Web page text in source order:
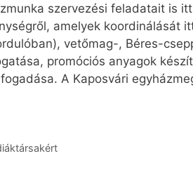
szervezési feladatait is
amelyek koordinálását
vetőmag-, Béres-
promóciós anyagok
A Kaposvári